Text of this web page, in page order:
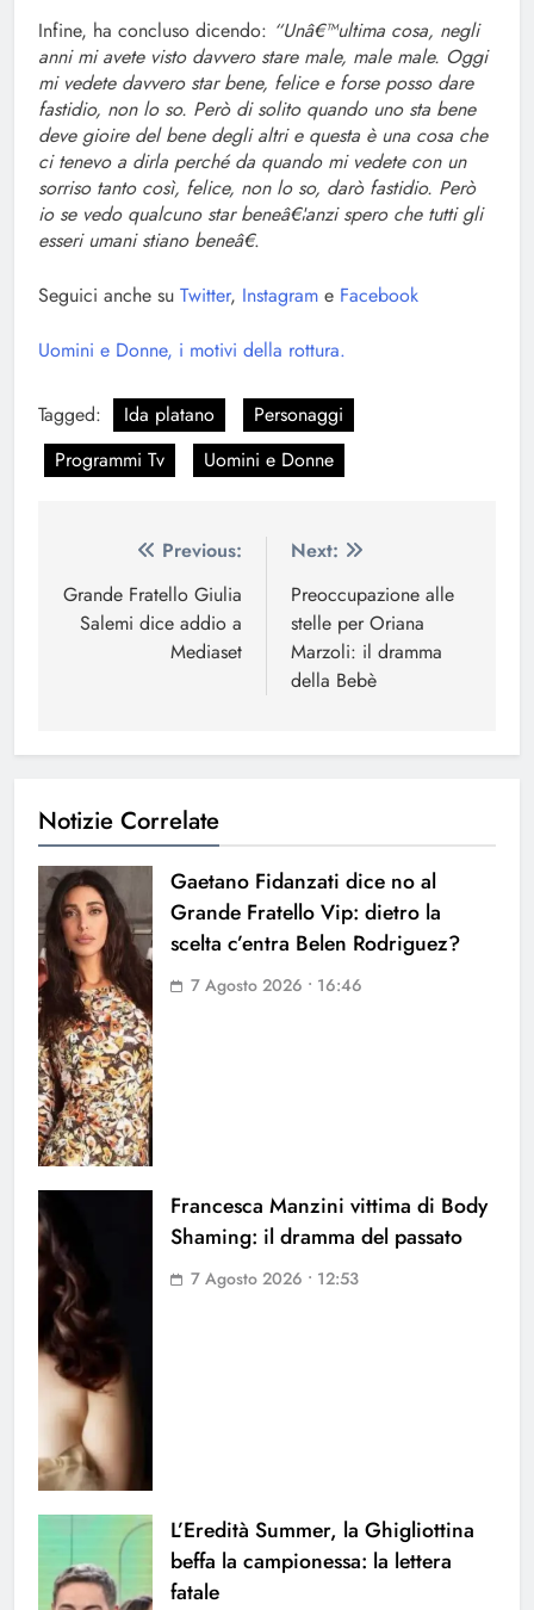
Infine, ha concluso dicendo: “Unâ€™ultima cosa, negli
anni mi avete visto davvero stare male, male male. Oggi
mi vedete davvero star bene, felice e forse posso dare
fastidio, non lo so. Però di solito quando uno sta bene
deve gioire del bene degli altri e questa è una cosa che
ci tenevo a dirla perché da quando mi vedete con un
sorriso tanto così, felice, non lo so, darò fastidio. Però
io se vedo qualcuno star beneâ€¦anzi spero che tutti gli
esseri umani stiano beneâ€.
Seguici anche su Twitter, Instagram e Facebook
Uomini e Donne, i motivi della rottura.
Tagged: Ida platano
Personaggi
Programmi Tv
Uomini e Donne
Navigazione
articoli
Previous:
Grande Fratello Giulia
Salemi dice addio a
Mediaset
Next:
Preoccupazione alle
stelle per Oriana
Marzoli: il dramma
della Bebè
Notizie Correlate
Gaetano Fidanzati dice no al
Grande Fratello Vip: dietro la
scelta c’entra Belen Rodriguez?
7 Agosto 2026 • 16:46
Francesca Manzini vittima di Body
Shaming: il dramma del passato
7 Agosto 2026 • 12:53
L’Eredità Summer, la Ghigliottina
beffa la campionessa: la lettera
fatale